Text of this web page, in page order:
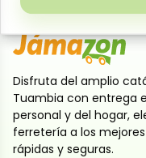
Disfruta del amplio
Tuambia con entrega
personal y del hogar,
ferretería a los
rápidas y seguras.